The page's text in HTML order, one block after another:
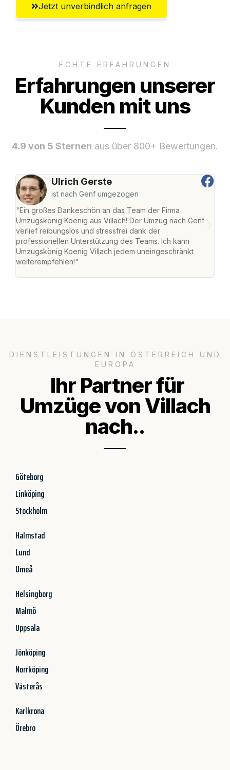
Jetzt unverbindlich anfragen
ECHTE ERFAHRUNGEN
Erfahrungen unserer
Kunden mit uns
4.9 von 5 Sternen aus über 800+ Bewertungen.
Ulrich Gerste
ist nach Genf umgezogen
"Ein großes Dankeschön an das Team der Firma
Umzugskönig Koenig aus Villach! Der Umzug nach Genf
verlief reibungslos und stressfrei dank der
professionellen Unterstützung des Teams. Ich kann
Umzugskönig Koenig Villach jedem uneingeschränkt
weiterempfehlen!"
DIENSTLEISTUNGEN IN ÖSTERREICH UND
EUROPA
Ihr Partner für
Umzüge von Villach
nach..
Göteborg
Linköping
Stockholm
Halmstad
Lund
Umeå
Helsingborg
Malmö
Uppsala
Jönköping
Norrköping
Västerås
Karlkrona
Örebro